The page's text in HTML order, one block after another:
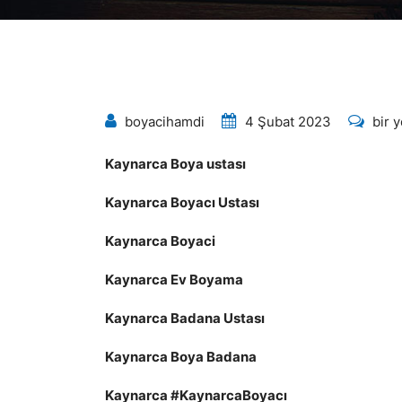
boyacihamdi 4 Şubat 2023 bir
Kaynarca Boya ustası
Kaynarca Boyacı Ustası
Kaynarca Boyaci
Kaynarca Ev Boyama
Kaynarca Badana Ustası
Kaynarca Boya Badana
Kaynarca #KaynarcaBoyacı